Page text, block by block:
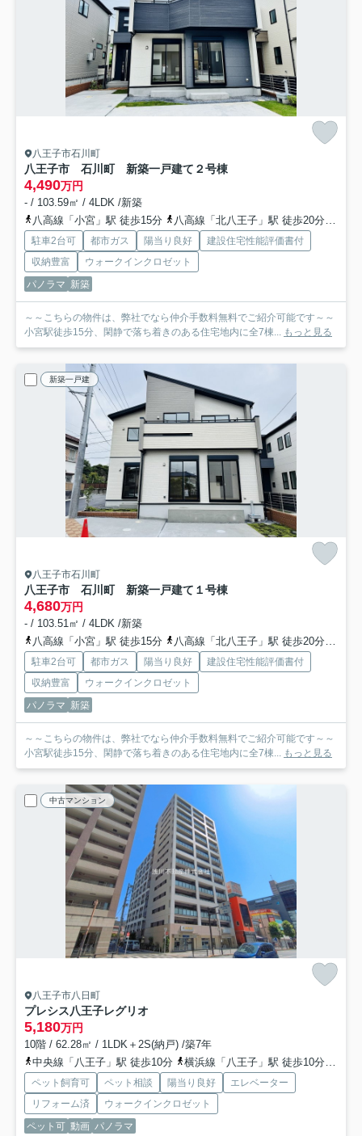
八王子市石川町
八王子市 石川町 新築一戸建て ２号棟
4,490万円
- / 103.59㎡ / 4LDK /新築
八高線「小宮」駅 徒歩15分
八高線「北八王子」駅 徒歩20分
駐車2台可 都市ガス 陽当り良好
建設住宅性能評価書付
収納豊富
ウォークインクロゼット
パノラマ 新築
～～こちらの物件は、弊社でなら仲介手数料無料でご紹介可能です～～
小宮駅徒歩15分、閑静で落ち着きのある住宅地内に全7棟...
もっと見る
新築一戸建
八王子市石川町
八王子市 石川町 新築一戸建て １号棟
4,680万円
- / 103.51㎡ / 4LDK /新築
八高線「小宮」駅 徒歩15分
八高線「北八王子」駅 徒歩20分
駐車2台可 都市ガス 陽当り良好
建設住宅性能評価書付
収納豊富
ウォークインクロゼット
パノラマ 新築
～～こちらの物件は、弊社でなら仲介手数料無料でご紹介可能です～～
小宮駅徒歩15分、閑静で落ち着きのある住宅地内に全7棟...
もっと見る
中古マンション
八王子市八日町
プレシス八王子レグリオ
5,180万円
10階 / 62.28㎡ / 1LDK＋2S(納戸) /築7年
中央線「八王子」駅 徒歩10分
横浜線「八王子」駅 徒歩10分
ペット飼育可 ペット相談 陽当り良好
エレベーター
リフォーム済
ウォークインクロゼット
ペット可 動画 パノラマ